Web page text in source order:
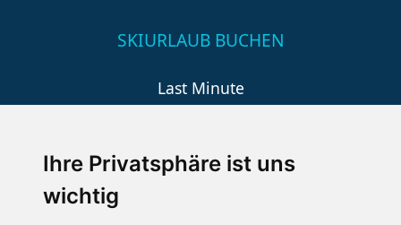
Ihre Privatsphäre ist uns
wichtig
SKIURLAUB BUCHEN
Last Minute
Wellness